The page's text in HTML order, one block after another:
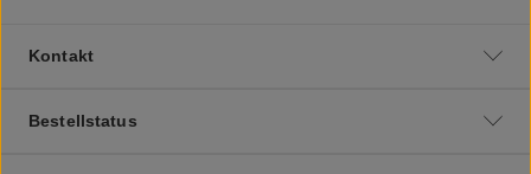
Kontakt
Bestellstatus